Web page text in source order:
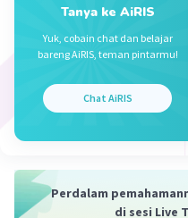
Nanda R
Jawaban terverifikasi
jawabannya adalah C.
Paragraf tersebut
dilakukan oleh
Tanya ke AiRIS
Yuk, cobain chat dan belajar
bareng AiRIS, teman pintarmu!
Chat AiRIS
Perdalam
di sesi Live